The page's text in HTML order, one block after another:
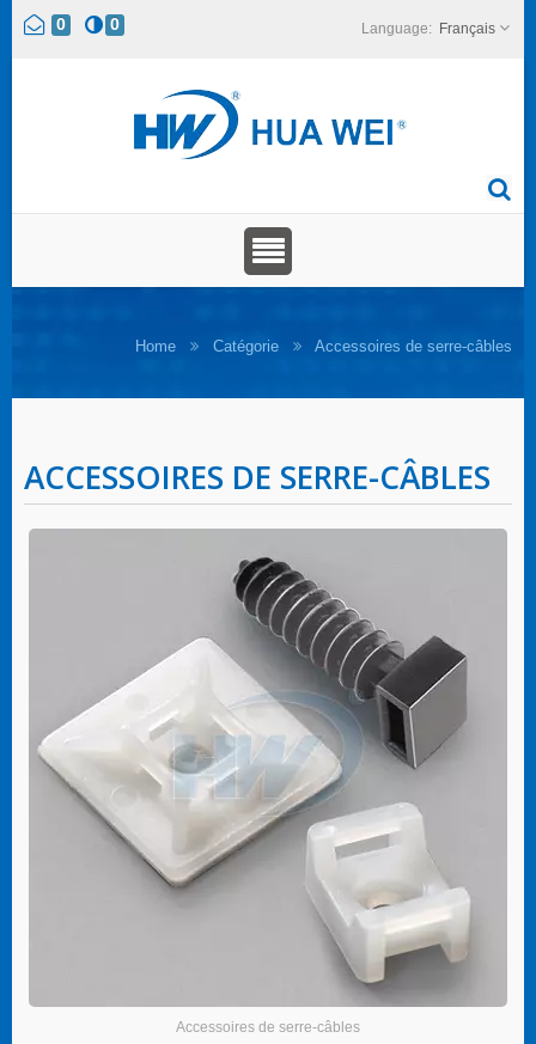
0 0 Français
Home Catégorie Accessoires de serre-câbles
ACCESSOIRES DE SERRE-CÂBLES
Accessoires de serre-câbles